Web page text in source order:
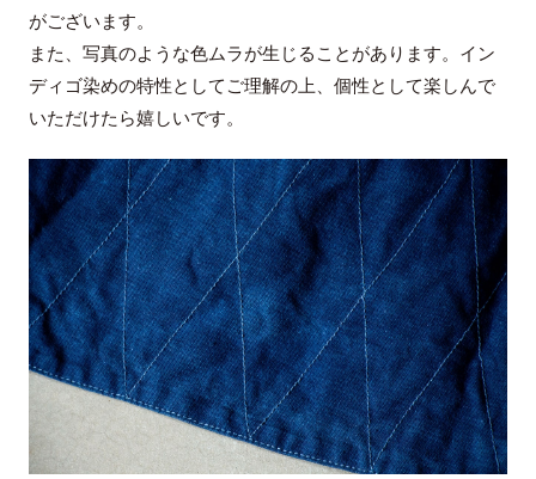
がございます。
また、写真のような色ムラが生じることがあります。イン
ディゴ染めの特性としてご理解の上、個性として楽しんで
いただけたら嬉しいです。